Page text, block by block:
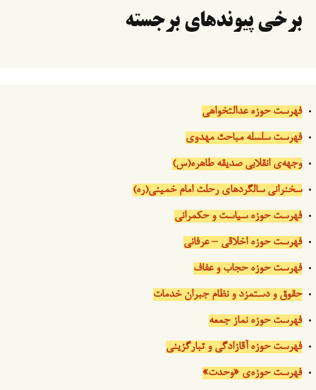
برخی پیوندهای برجسته
فهرست حوزه عدالتخواهی
فهرست سلسله مباحث مهدوی
وجهه‌ی انقلابی صدیقه طاهره(س)
سخنرانی سالگردهای رحلت امام خمینی(ره)
فهرست حوزه سیاست و حکمرانی
فهرست حوزه اخلاقی – عرفانی
فهرست حوزه حجاب و عفاف
حقوق و دستمزد و نظام جبران خدمات
فهرست حوزه نماز جمعه
فهرست حوزه آقازادگی و تبارگزینی
فهرست حوزه‌ی «وحدت»